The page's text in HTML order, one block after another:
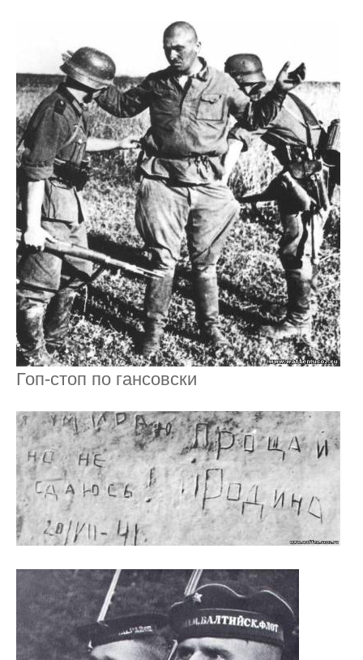
Гоп-стоп по гансовски